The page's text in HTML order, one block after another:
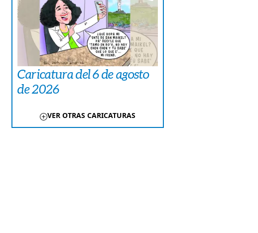
Caricatura del 6 de agosto
de 2026
VER OTRAS CARICATURAS